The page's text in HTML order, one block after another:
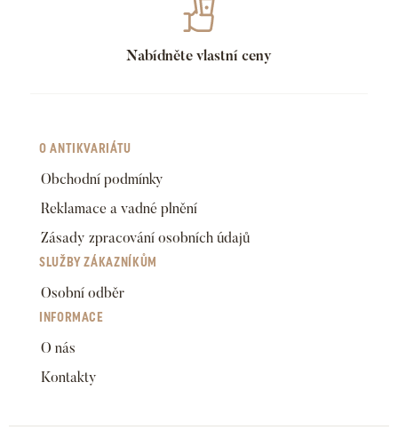
Nabídněte vlastní ceny
O ANTIKVARIÁTU
Obchodní podmínky
Reklamace a vadné plnění
Zásady zpracování osobních údajů
SLUŽBY ZÁKAZNÍKŮM
Osobní odběr
INFORMACE
O nás
Kontakty